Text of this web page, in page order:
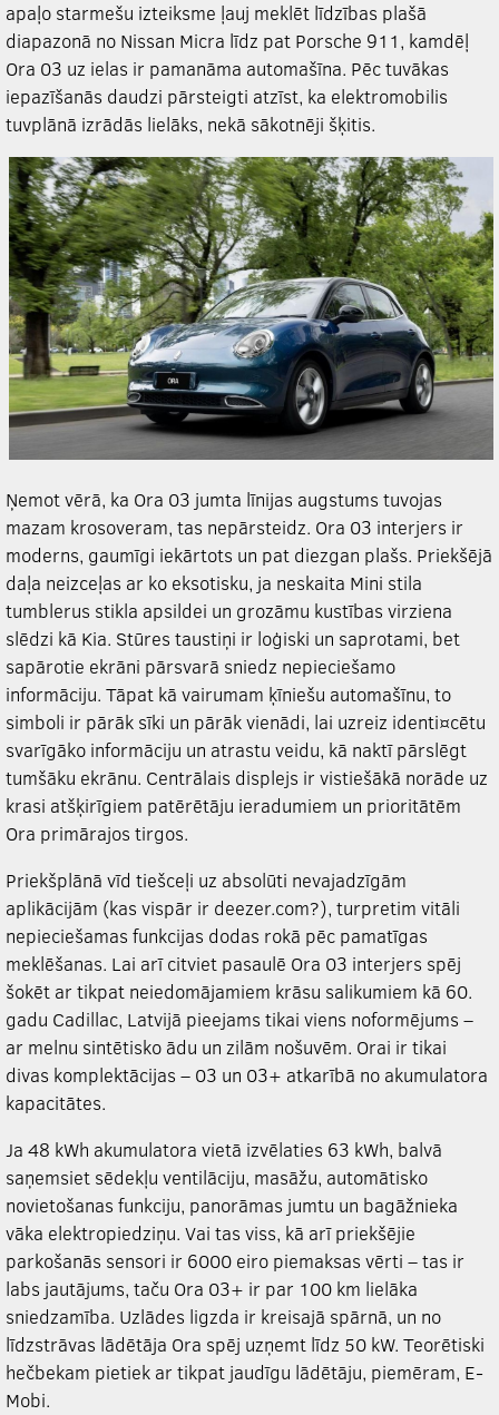
apaļo starmešu izteiksme ļauj meklēt līdzības plašā
diapazonā no Nissan Micra līdz pat Porsche 911, kamdēļ
Ora 03 uz ielas ir pamanāma automašīna. Pēc tuvākas
iepazīšanās daudzi pārsteigti atzīst, ka elektromobilis
tuvplānā izrādās lielāks, nekā sākotnēji šķitis.
Ņemot vērā, ka Ora 03 jumta līnijas augstums tuvojas
mazam krosoveram, tas nepārsteidz. Ora 03 interjers ir
moderns, gaumīgi iekārtots un pat diezgan plašs. Priekšējā
daļa neizceļas ar ko eksotisku, ja neskaita Mini stila
tumblerus stikla apsildei un grozāmu kustības virziena
slēdzi kā Kia. Stūres taustiņi ir loģiski un saprotami, bet
sapārotie ekrāni pārsvarā sniedz nepieciešamo
informāciju. Tāpat kā vairumam ķīniešu automašīnu, to
simboli ir pārāk sīki un pārāk vienādi, lai uzreiz identi¤cētu
svarīgāko informāciju un atrastu veidu, kā naktī pārslēgt
tumšāku ekrānu. Centrālais displejs ir vistiešākā norāde uz
krasi atšķirīgiem patērētāju ieradumiem un prioritātēm
Ora primārajos tirgos.
Priekšplānā vīd tiešceļi uz absolūti nevajadzīgām
aplikācijām (kas vispār ir deezer.com?), turpretim vitāli
nepieciešamas funkcijas dodas rokā pēc pamatīgas
meklēšanas. Lai arī citviet pasaulē Ora 03 interjers spēj
šokēt ar tikpat neiedomājamiem krāsu salikumiem kā 60.
gadu Cadillac, Latvijā pieejams tikai viens noformējums –
ar melnu sintētisko ādu un zilām nošuvēm. Orai ir tikai
divas komplektācijas – 03 un 03+ atkarībā no akumulatora
kapacitātes.
Ja 48 kWh akumulatora vietā izvēlaties 63 kWh, balvā
saņemsiet sēdekļu ventilāciju, masāžu, automātisko
novietošanas funkciju, panorāmas jumtu un bagāžnieka
vāka elektropiedziņu. Vai tas viss, kā arī priekšējie
parkošanās sensori ir 6000 eiro piemaksas vērti – tas ir
labs jautājums, taču Ora 03+ ir par 100 km lielāka
sniedzamība. Uzlādes ligzda ir kreisajā spārnā, un no
līdzstrāvas lādētāja Ora spēj uzņemt līdz 50 kW. Teorētiski
hečbekam pietiek ar tikpat jaudīgu lādētāju, piemēram, E-
Mobi.